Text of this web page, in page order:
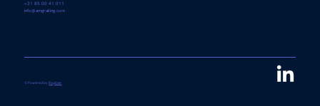
+31 85 00 41 011
info@amgrailing.com
© Powered byExplose